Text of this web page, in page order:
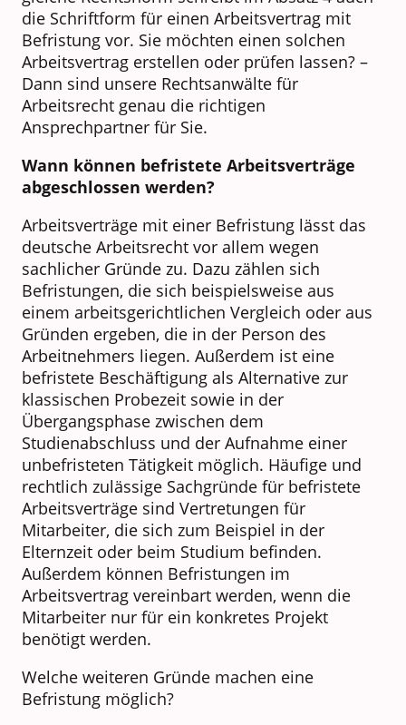
die Schriftform für einen Arbeitsvertrag mit
Befristung vor. Sie möchten einen solchen
Arbeitsvertrag erstellen oder prüfen lassen? –
Dann sind unsere Rechtsanwälte für
Arbeitsrecht genau die richtigen
Ansprechpartner für Sie.
Wann können befristete Arbeitsverträge
abgeschlossen werden?
Arbeitsverträge mit einer Befristung lässt das
deutsche Arbeitsrecht vor allem wegen
sachlicher Gründe zu. Dazu zählen sich
Befristungen, die sich beispielsweise aus
einem arbeitsgerichtlichen Vergleich oder aus
Gründen ergeben, die in der Person des
Arbeitnehmers liegen. Außerdem ist eine
befristete Beschäftigung als Alternative zur
klassischen Probezeit sowie in der
Übergangsphase zwischen dem
Studienabschluss und der Aufnahme einer
unbefristeten Tätigkeit möglich. Häufige und
rechtlich zulässige Sachgründe für befristete
Arbeitsverträge sind Vertretungen für
Mitarbeiter, die sich zum Beispiel in der
Elternzeit oder beim Studium befinden.
Außerdem können Befristungen im
Arbeitsvertrag vereinbart werden, wenn die
Mitarbeiter nur für ein konkretes Projekt
benötigt werden.
Welche weiteren Gründe machen eine
Befristung möglich?